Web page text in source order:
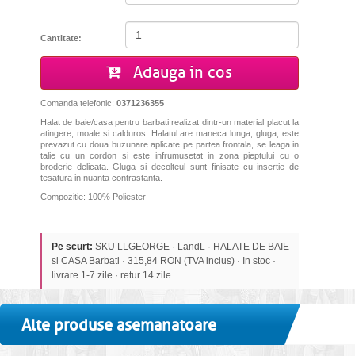
Cantitate:
Adauga in cos
Comanda telefonic: 0371236355
Halat de baie/casa pentru barbati realizat dintr-un material placut la
atingere, moale si calduros. Halatul are maneca lunga, gluga, este
prevazut cu doua buzunare aplicate pe partea frontala, se leaga in
talie cu un cordon si este infrumusetat in zona pieptului cu o
broderie delicata. Gluga si decolteul sunt finisate cu insertie de
tesatura in nuanta contrastanta.
Compozitie: 100% Poliester
Pe scurt: SKU LLGEORGE · LandL · HALATE DE BAIE
si CASA Barbati · 315,84 RON (TVA inclus) · In stoc ·
livrare 1-7 zile · retur 14 zile
Alte produse asemanatoare